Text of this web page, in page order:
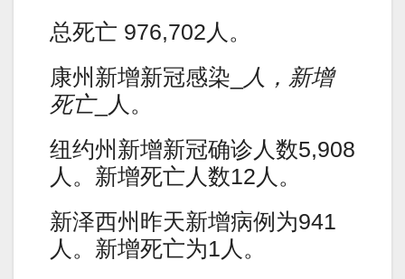
总死亡 976,702人。
康州新增新冠感染_
人，新增
死亡_人。
纽约州新增新冠确诊人数5,908
人。新增死亡人数12人。
新泽西州昨天新增病例为941
人。新增死亡为1人。